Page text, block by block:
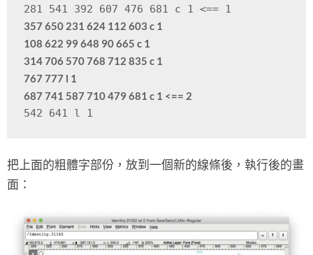
357 650 231 624 112 603 c 1
108 622 99 648 90 665 c 1
314 706 570 768 712 835 c 1
767 777 l 1
687 741 587 710 479 681 c 1 <== 2
542 641 l 1
把上面的粗體字部份，放到一個新的線條後，執行後的畫
面：